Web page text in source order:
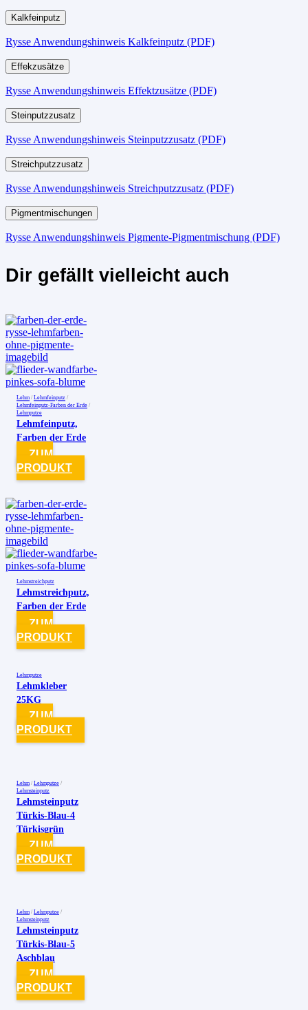
Kalkfeinputz
Rysse Anwendungshinweis Kalkfeinputz (PDF)
Effekzusätze
Rysse Anwendungshinweis Effektzusätze (PDF)
Steinputzzusatz
Rysse Anwendungshinweis Steinputzzusatz (PDF)
Streichputzzusatz
Rysse Anwendungshinweis Streichputzzusatz (PDF)
Pigmentmischungen
Rysse Anwendungshinweis Pigmente-Pigmentmischung (PDF)
Dir gefällt vielleicht auch
Lehm / Lehmfeinputz /
Lehmfeinputz-Farben der Erde /
Lehmputze
Lehmfeinputz,
Farben der Erde
ZUM
PRODUKT
Lehmstreichputz
Lehmstreichputz,
Farben der Erde
ZUM
PRODUKT
Lehmputze
Lehmkleber
25KG
ZUM
PRODUKT
Lehm / Lehmputze /
Lehmsteinputz
Lehmsteinputz
Türkis-Blau-4
Türkisgrün
ZUM
PRODUKT
Lehm / Lehmputze /
Lehmsteinputz
Lehmsteinputz
Türkis-Blau-5
Aschblau
ZUM
PRODUKT